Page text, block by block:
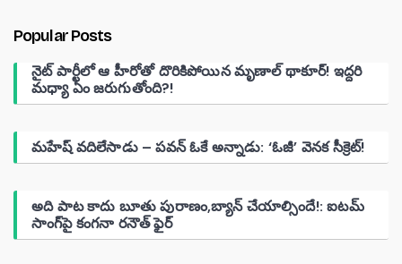
Popular Posts
నైట్ పార్టీలో ఆ హీరోతో దొరికిపోయిన మృణాల్ థాకూర్! ఇద్దరి
మధ్యా ఏం జరుగుతోంది?!
మహేష్ వదిలేసాడు – పవన్ ఓకే అన్నాడు: ‘ఓజీ’ వెనక సీక్రెట్!
అది పాట కాదు బూతు పురాణం,బ్యాన్ చేయాల్సిందే!: ఐటమ్
సాంగ్‌పై కంగనా రనౌత్ ఫైర్